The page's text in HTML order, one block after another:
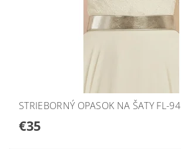
STRIEBORNÝ OPASOK NA ŠATY FL-94
€35